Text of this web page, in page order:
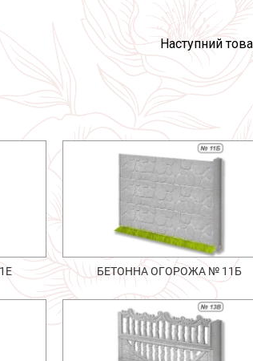
Наступний
БЕТОННА ОГОРОЖА № 11Б